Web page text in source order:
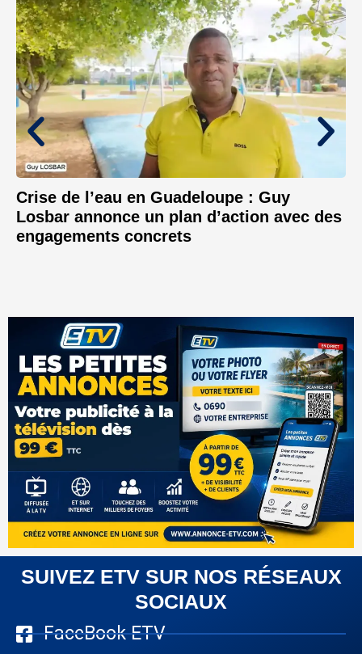
Crise de l’eau en Guadeloupe : Guy
Losbar annonce un plan d’action avec des
engagements concrets
SUIVEZ ETV SUR NOS RÉSEAUX
SOCIAUX
FaceBook ETV